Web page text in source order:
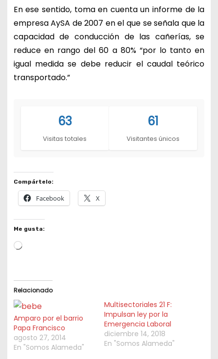
En ese sentido, toma en cuenta un informe de la
empresa AySA de 2007 en el que se señala que la
capacidad de conducción de las cañerías, se
reduce en rango del 60 a 80% “por lo tanto en
igual medida se debe reducir el caudal teórico
transportado.”
63
Visitas totales
61
Visitantes únicos
Compártelo:
Facebook X
Me gusta:
L
d
n
g
…
Relacionado
Amparo por el barrio
Papa Francisco
agosto 27, 2014
En "Somos Alameda"
Multisectoriales 21 F:
Impulsan ley por la
Emergencia Laboral
diciembre 14, 2018
En "Somos Alameda"